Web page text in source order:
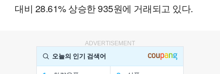
대비 28.61% 상승한 935원에 거래되고 있다.
ADVERTISEMENT